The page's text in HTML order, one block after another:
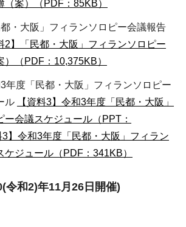
（案）（PDF：85KB）
都・大阪」フィランソロピー会議報告
2】「民都・大阪」フィランソロピー
）（PDF：10,375KB）
3年度「民都・大阪」フィランソロピー
ル
【資料3】令和3年度「民都・大阪」
ー会議スケジュール（PPT：
3】令和3年度「民都・大阪」フィラン
ケジュール（PDF：341KB）
令和2)年11月26日開催)